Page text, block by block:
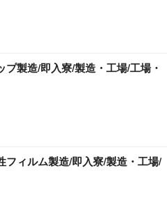
プ製造/即入寮/製造・工場/工場・
フィルム製造/即入寮/製造・工場/